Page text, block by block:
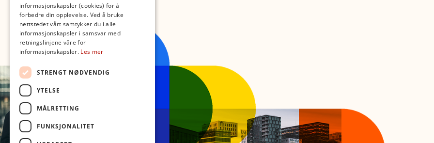
informasjonskapsler (cookies) for å
forbedre din opplevelse. Ved å bruke
nettstedet vårt samtykker du i alle
informasjonskapsler i samsvar med
retningslinjene våre for
informasjonskapsler. Les mer
STRENGT NØDVENDIG
YTELSE
MÅLRETTING
FUNKSJONALITET